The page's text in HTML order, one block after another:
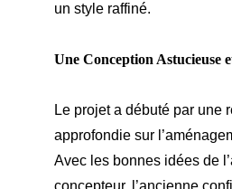
un style raffiné.
Une Conception Astucieuse
Le projet a débuté par une
approfondie sur
Avec les bonnes idées de
concepteur, l’ancienne